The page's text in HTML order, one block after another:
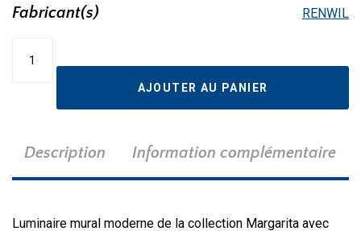
Fabricant(s) RENWIL
AJOUTER AU PANIER
Description Information complémentaire
Luminaire mural moderne de la collection Margarita avec